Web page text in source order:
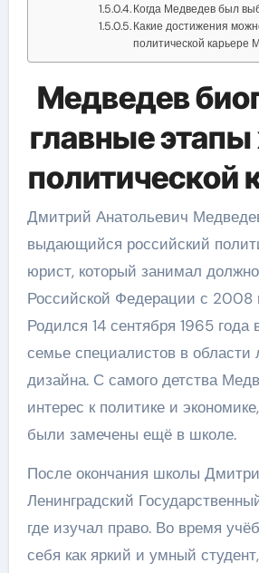
Когда Медведев был
Какие достижения
политической карьере
Медведев
главные
политической
Дмитрий Анатольевич
выдающийся российский
юрист, который занимал
Российской Федерации с 2008
Родился 14 сентября 1965 года
семье специалистов в
дизайна. С самого детства
интерес к политике и
были замечены ещё в школе.
После окончания школы
Ленинградский
где изучал право. Во время
себя как яркий и умный